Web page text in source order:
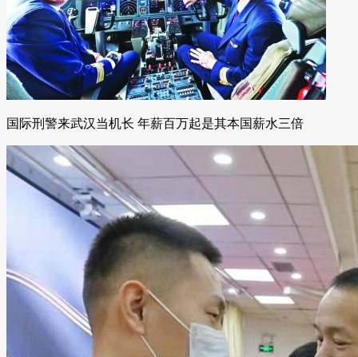
国际刑警来武汉当机长 年薪百万起是其本国薪水三倍